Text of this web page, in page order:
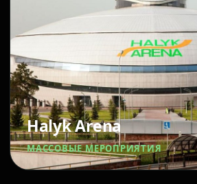
Halyk Arena
МАССОВЫЕ МЕРОПРИЯТИЯ